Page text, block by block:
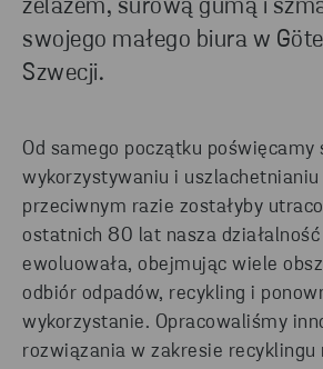
żelazem, surową gumą i
swojego małego biura w
Szwecji.
Od samego początku poświęcamy
wykorzystywaniu i
przeciwnym razie zostałyby
ostatnich 80 lat nasza działalność
ewoluowała, obejmując wiele
odbiór odpadów, recykling i
wykorzystanie. Opracowaliśmy
rozwiązania w zakresie recyklingu